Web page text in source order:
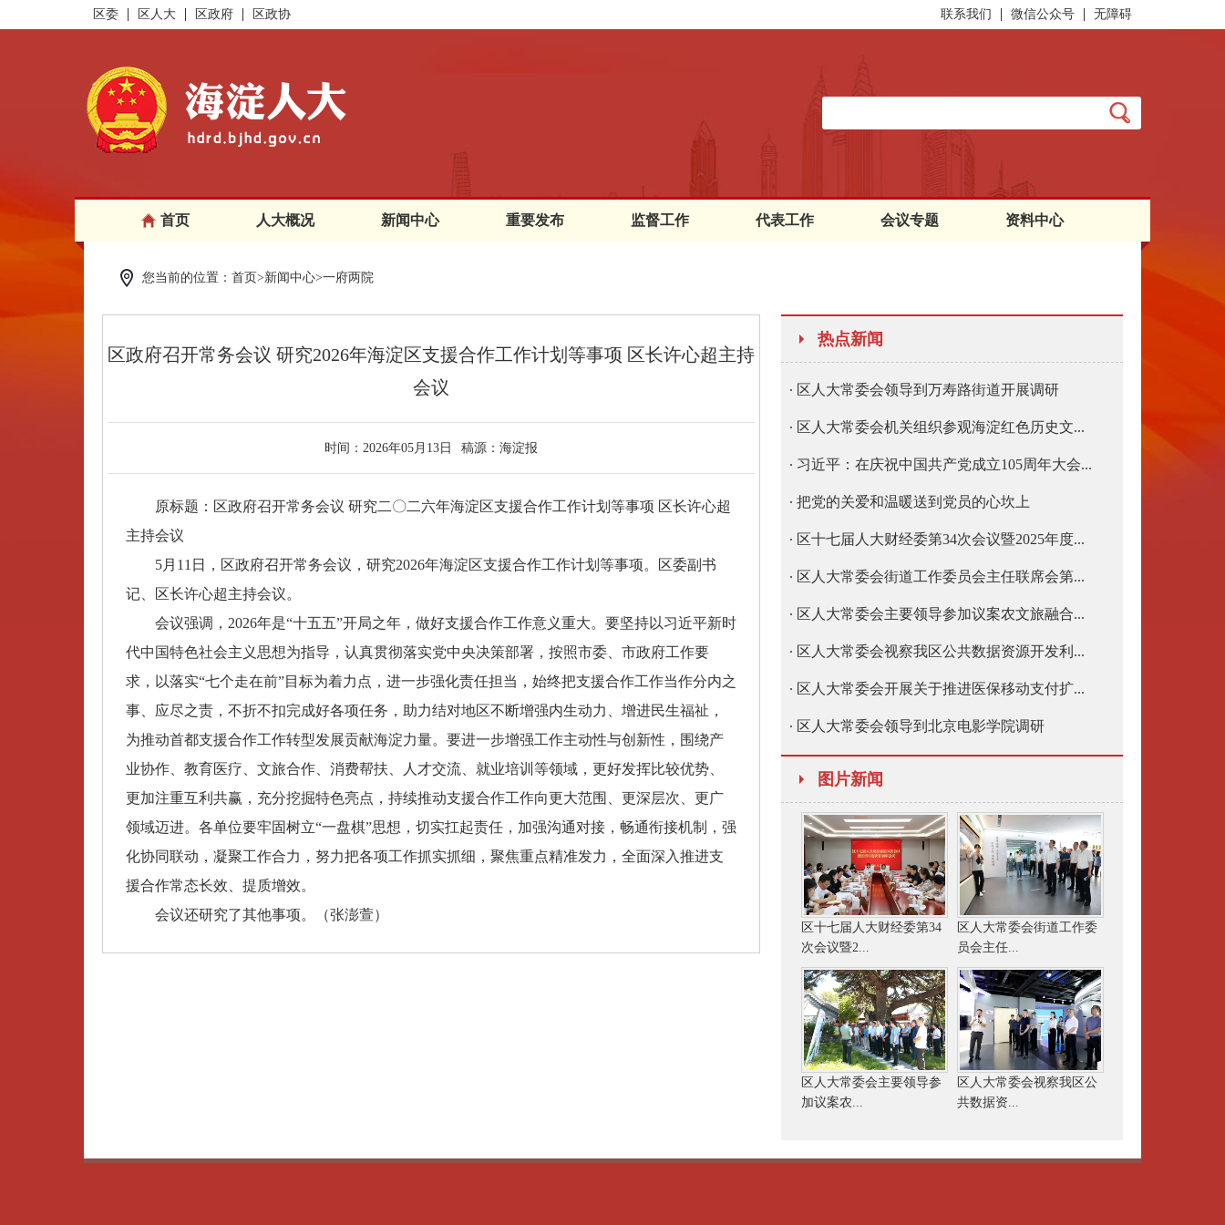
区委 区人大 区政府 区政协 联系我们 微信公众号 无障碍
首页 人大概况 新闻中心 重要发布 监督工作 代表工作 会议专题 资料中心
您当前的位置：首页>新闻中心>一府两院
区政府召开常务会议 研究2026年海淀区支援合作工作计划等事项 区长许心超主持
会议
时间： 2026年05月13日 稿源： 海淀报
原标题：区政府召开常务会议 研究二〇二六年海淀区支援合作工作计划等事项 区长许心超
主持会议
5月11日，区政府召开常务会议，研究2026年海淀区支援合作工作计划等事项。区委副书
记、区长许心超主持会议。
会议强调，2026年是“十五五”开局之年，做好支援合作工作意义重大。要坚持以习近平新时
代中国特色社会主义思想为指导，认真贯彻落实党中央决策部署，按照市委、市政府工作要
求，以落实“七个走在前”目标为着力点，进一步强化责任担当，始终把支援合作工作当作分内之
事、应尽之责，不折不扣完成好各项任务，助力结对地区不断增强内生动力、增进民生福祉，
为推动首都支援合作工作转型发展贡献海淀力量。要进一步增强工作主动性与创新性，围绕产
业协作、教育医疗、文旅合作、消费帮扶、人才交流、就业培训等领域，更好发挥比较优势、
更加注重互利共赢，充分挖掘特色亮点，持续推动支援合作工作向更大范围、更深层次、更广
领域迈进。各单位要牢固树立“一盘棋”思想，切实扛起责任，加强沟通对接，畅通衔接机制，强
化协同联动，凝聚工作合力，努力把各项工作抓实抓细，聚焦重点精准发力，全面深入推进支
援合作常态长效、提质增效。
会议还研究了其他事项。（张澎萱）
热点新闻
区人大常委会领导到万寿路街道开展调研
区人大常委会机关组织参观海淀红色历史文...
习近平：在庆祝中国共产党成立105周年大会...
把党的关爱和温暖送到党员的心坎上
区十七届人大财经委第34次会议暨2025年度...
区人大常委会街道工作委员会主任联席会第...
区人大常委会主要领导参加议案农文旅融合...
区人大常委会视察我区公共数据资源开发利...
区人大常委会开展关于推进医保移动支付扩...
区人大常委会领导到北京电影学院调研
图片新闻
区十七届人大财经委第34
次会议暨2...
区人大常委会街道工作委
员会主任...
区人大常委会主要领导参
加议案农...
区人大常委会视察我区公
共数据资...